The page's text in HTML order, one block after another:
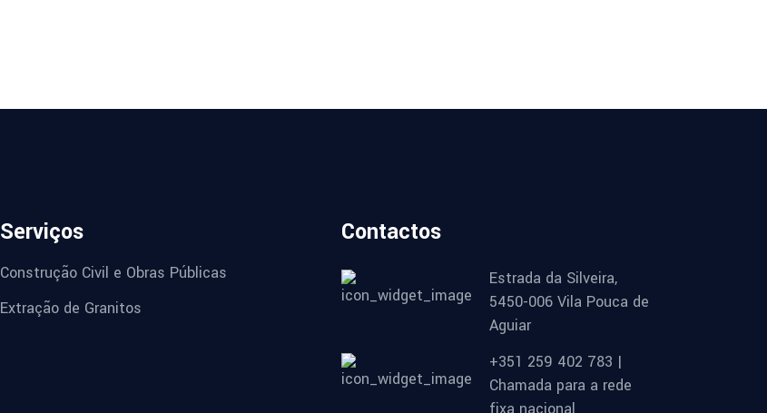
Serviços
Construção Civil e Obras Públicas
Extração de Granitos
Contactos
Estrada da Silveira,
5450-006 Vila Pouca de
Aguiar
+351 259 402 783 |
Chamada para a rede
fixa nacional